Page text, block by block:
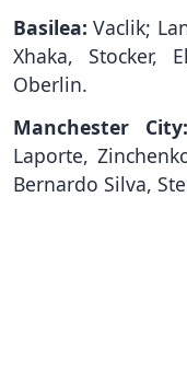
Basilea: Vaclik;
Xhaka, Stocker,
Oberlin.
Manchester City:
Laporte,
Bernardo Silva,